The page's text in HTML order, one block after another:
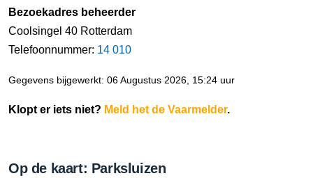
Bezoekadres beheerder
Coolsingel 40 Rotterdam
Telefoonnummer: 14 010
Gegevens bijgewerkt: 06 Augustus 2026, 15:24 uur
Klopt er iets niet? Meld het de Vaarmelder.
Op de kaart: Parksluizen